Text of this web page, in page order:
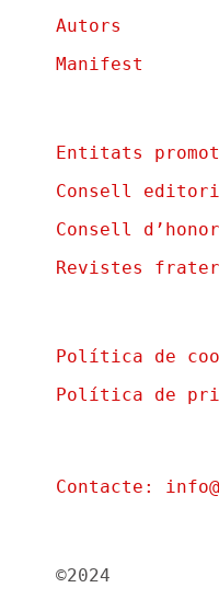
Autors
Manifest
Entitats
Consell
Consell d’honor
Revistes
Política de
Política de
Contacte:
©2024